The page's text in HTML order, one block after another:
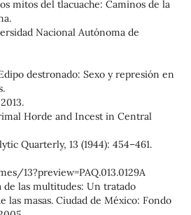
mitos del tlacuache: Caminos de la
Nacional Autónoma de
destronado: Sexo y represión en
Horde and Incest in Central
Quarterly, 13 (1944): 454–461.
13?preview=PAQ.013.0129A
de las multitudes: Un tratado
las masas. Ciudad de México: Fondo